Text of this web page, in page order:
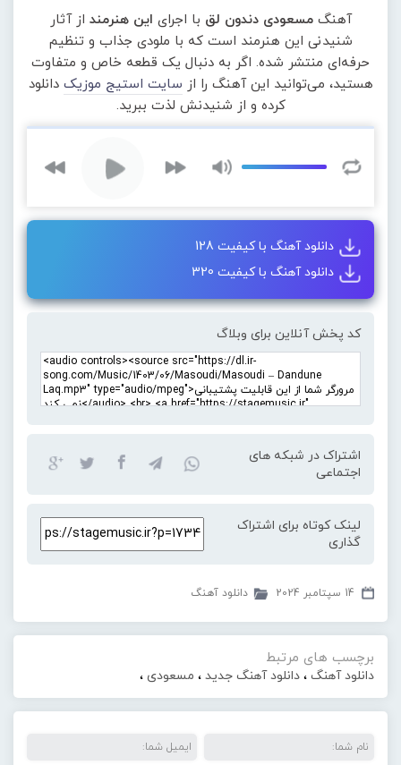
آهنگمسعودی دندون لق با اجرای این هنرمند از آثار
شنیدنی این هنرمند است که با ملودی جذاب و تنظیم
حرفه‌ای منتشر شده. اگر به دنبال یک قطعه خاص و متفاوت
هستید، می‌توانید این آهنگ را از سایت استیج موزیک دانلود
کرده و از شنیدنش لذت ببرید.
دانلود آهنگ با کیفیت 128
دانلود آهنگ با کیفیت 320
کد پخش آنلاین برای وبلاگ
اشتراک در شبکه های
اجتماعی
لینک کوتاه برای اشتراک
گذاری
14 سپتامبر 2024 دانلود آهنگ
برچسب های مرتبط
دانلود آهنگ ، دانلود آهنگ جدید ، مسعودی ،